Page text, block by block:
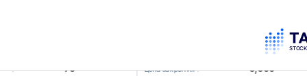
: 79
UZMK (<O'zmetkombinat> AJ)
Цена закрытия : 6,099